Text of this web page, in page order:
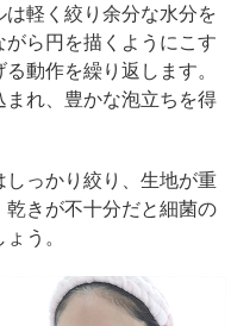
軽く絞り余分な水分を
ら円を描くようにこす
動作を繰り返します。
まれ、豊かな泡立ちを得
っかり絞り、生地が重
きが不十分だと細菌の
う。